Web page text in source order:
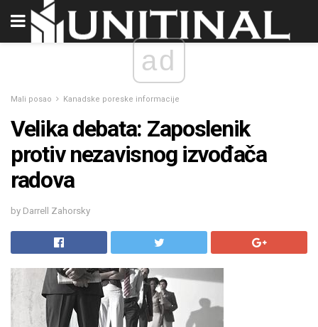
ad
Mali posao Kanadske poreske informacije
Velika debata: Zaposlenik
protiv nezavisnog izvođača
radova
by Darrell Zahorsky